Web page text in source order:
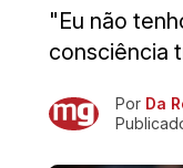
"Eu não
consciência
Ir direto pra
Por Da